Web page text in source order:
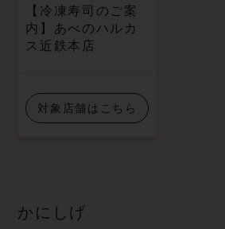
【冷凍寿司のご案
内】あべのハルカ
ス近鉄本店
対象店舗はこちら
かにしげ